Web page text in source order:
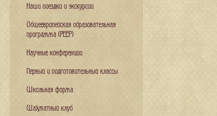
Наши поездки и экскурсии
Общеевропейская образовательная
программа (PEEP)
Научные конференции
Первый и подготовительный классы
Школьная форма
Шахматный клуб